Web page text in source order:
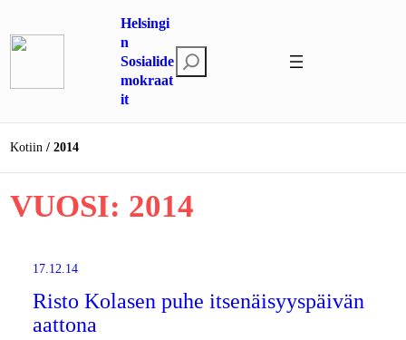
sisältöön
Helsingi
n
Sosialide
mokraat
it
t
i
Kotiin 2014
VUOSI: 2014
17.12.14
Risto Kolasen puhe itsenäisyyspäivän
aattona